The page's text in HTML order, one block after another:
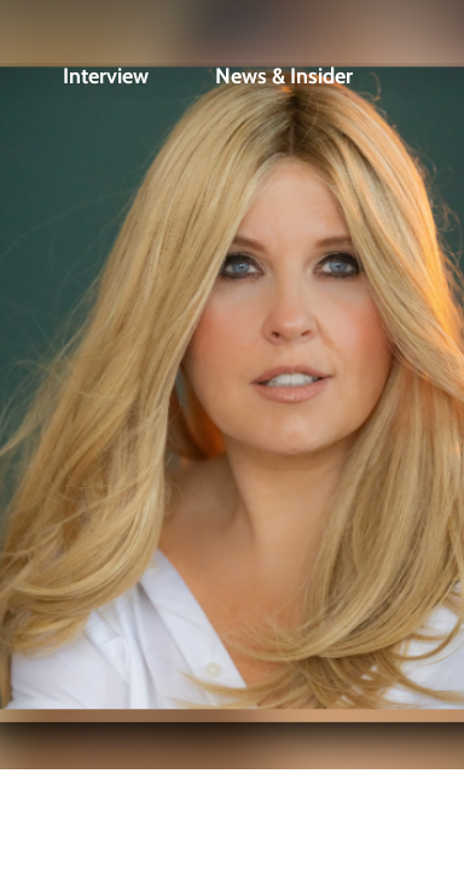
Interview News & Insider